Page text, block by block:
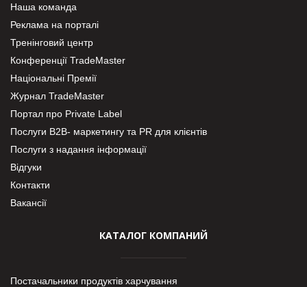
Наша команда
Реклама на порталі
Тренінговий центр
Конференції TradeMaster
Національні Премії
Журнал TradeMaster
Портал про Private Label
Послуги В2В- маркетингу та PR для клієнтів
Послуги з надання інформації
Відгуки
Контакти
Вакансії
КАТАЛОГ КОМПАНИЙ
Постачальники продуктів харчування